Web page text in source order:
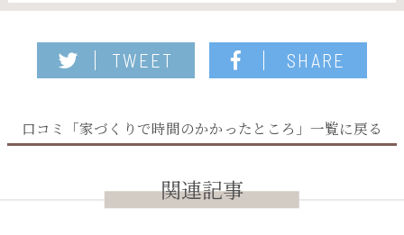
TWEET SHARE
口コミ「家づくりで時間のかかったところ」一覧に戻る
関連記事